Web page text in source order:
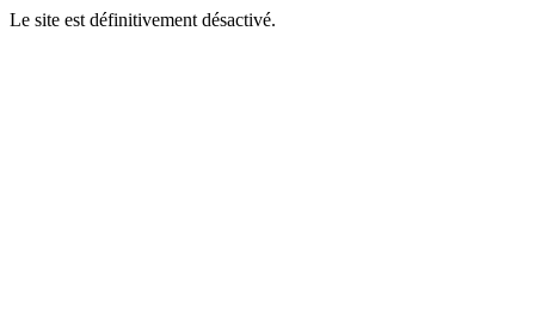
Le site est définitivement désactivé.